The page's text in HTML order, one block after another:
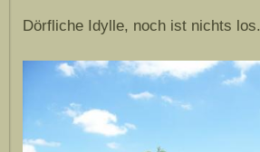
Dörfliche Idylle, noch ist nichts los.